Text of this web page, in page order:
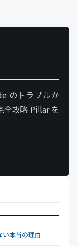
のトラブルか
全攻略 Pillar を
本当の理由